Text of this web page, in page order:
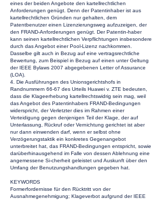
eines der beiden Angebote den kartellrechtlichen
Anforderungen genügt. Denn der Patentinhaber ist aus
kartellrechtlichen Gründen nur gehalten, dem
Patentbenutzer einen Lizenzierungsweg aufzuzeigen, der
den FRAND-Anforderungen genügt. Der Patentin-haber
kann seinen kartellrechtlichen Verpflichtungen insbesondere
durch das Angebot einer Pool-Lizenz nachkommen.
Dasselbe gilt auch in Bezug auf eine vertragsrechtliche
Bewertung, zum Beispiel in Bezug auf einen unter Geltung
der IEEE Bylaws 2007 abgegebenen Letter of Assurance
(LOA).
4. Die Ausführungen des Unionsgerichtshofs in
Randnummern 66-67 des Urteils Huawei v. ZTE bedeuten,
dass die Klageerhebung kartellrechtswidrig sein mag, weil
das Angebot des Patentinhabers FRAND-Bedingungen
widerspricht, der Verletzter dies im Rahmen einer
Verteidigung gegen denjenigen Teil der Klage, der auf
Unterlassung, Rückruf oder Vernichtung gerichtet ist aber
nur dann einwenden darf, wenn er selbst ohne
Verzögerungstaktik ein konkretes Gegenangebot
unterbreitet hat, das FRAND-Bedingungen entspricht, sowie
darüberhinausgehend im Falle von dessen Ablehnung eine
angemessene Si-cherheit geleistet und Auskunft über den
Umfang der Benutzungshandlungen gegeben hat.
KEYWORDS
Formerfordernisse für den Rücktritt von der
Ausnahmegenehmigung; Klageverbot aufgrund der IEEE